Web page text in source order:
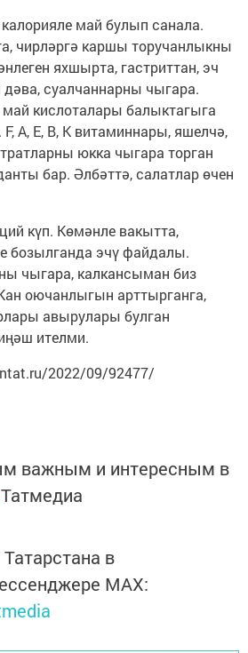
калорияле май булып санала.
чирләргә каршы торучанлыкны
яхшырта, гастриттан, эч
дәва, суалчаннарны чыгара.
кислоталары балыктагыга
A, E, B, K витаминнары, яшелчә,
юкка чыгара торган
бар. Әлбәттә, салатлар өчен
күп. Көмәнле вакытта,
бозылганда эчү файдалы.
чыгара, калкансыман биз
оючанлыгын арттырганга,
авырулары булган
ителми.
2022/09/92477/
важным и интересным в
Татмедиа
в
MАХ: